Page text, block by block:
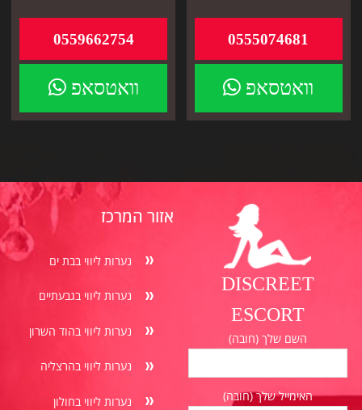
0555074681
וואטסאפ
0559662754
וואטסאפ
DISCREET
ESCORT
השם שלך (חובה)
האימייל שלך (חובה)
אזור המרכז
נערות ליווי בבת ים
נערות ליווי בגבעתיים
נערות ליווי בהוד השרון
נערות ליווי בהרצליה
נערות ליווי בחולון